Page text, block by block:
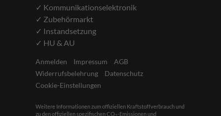
✓ Kommunikationselektronik
✓ Zubehörmarkt
✓ Instandsetzung
✓ HU & AU
Anmelden Impressum
AGB
Widerrufsbelehrung
Datenschutz
Cookie-Einstellungen
Weitere Informationen zum offiziellen Kraftstoffverbrauch und
zu den offiziellen spezifischen CO -Emissionen und